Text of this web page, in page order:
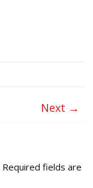
Next →
Required fields are